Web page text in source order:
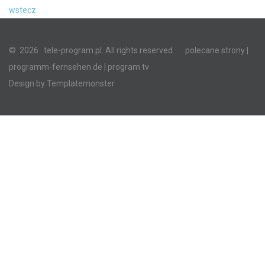
wstecz
© 2026 tele-program.pl. All rights reserved. polecane strony
programm-fernsehen.de | program tv
Design by Templatemonster